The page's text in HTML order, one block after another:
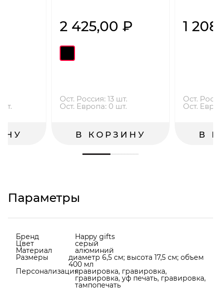
2 425,00 ₽
Ост. Россия: 13 шт.
Ост. Европа: 0 шт.
В КОРЗИНУ
1
Ост.
Ост.
В
Параметры
Бренд Happy gifts
Цвет серый
Материал алюминий
Размеры диаметр 6,5 см; высота 17,5 см; объем
400 мл
Персонализациягравировка, гравировка,
гравировка, уф печать, гравировка,
тампопечать